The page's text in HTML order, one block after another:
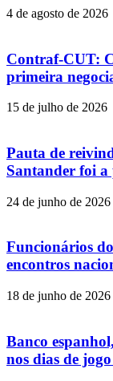
4 de agosto de 2026
Contraf-CUT:
primeira
15 de julho de 2026
Pauta de
Santander foi a
24 de junho de 2026
Funcionários
encontros
18 de junho de 2026
Banco
nos dias de